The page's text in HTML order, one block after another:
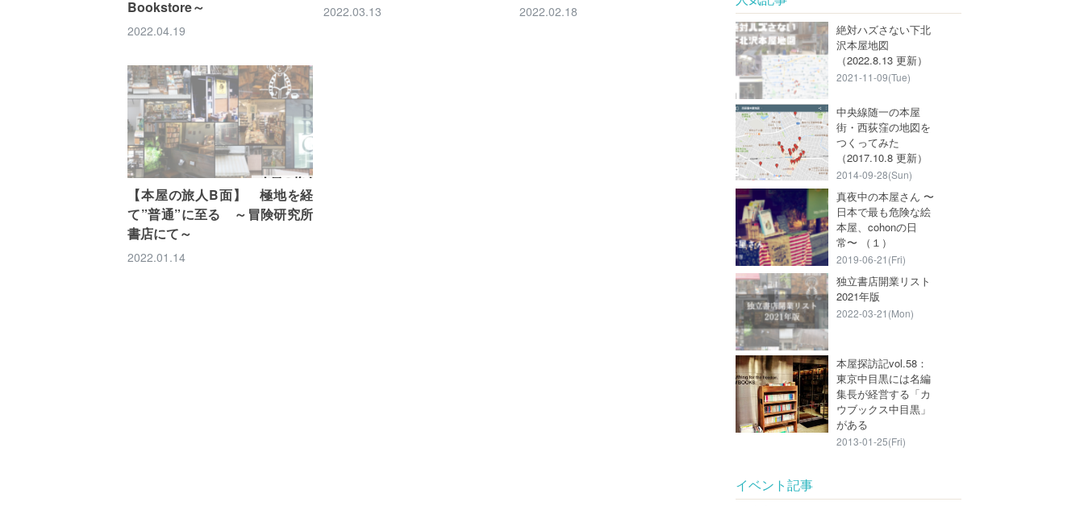
Bookstore～
2022.04.19
2022.03.13 2022.02.18
【本屋の旅人B面】 極地を経
て”普通”に至る ～冒険研究所
書店にて～
2022.01.14
絶対ハズさない下北
沢本屋地図
（2022.8.13 更新）
2021-11-09(Tue)
中央線随一の本屋
街・西荻窪の地図を
つくってみた
（2017.10.8 更新）
2014-09-28(Sun)
真夜中の本屋さん 〜
日本で最も危険な絵
本屋、cohonの日
常〜 （１）
2019-06-21(Fri)
独立書店開業リスト
2021年版
2022-03-21(Mon)
本屋探訪記vol.58：
東京中目黒には名編
集長が経営する「カ
ウブックス中目黒」
がある
2013-01-25(Fri)
イベント記事